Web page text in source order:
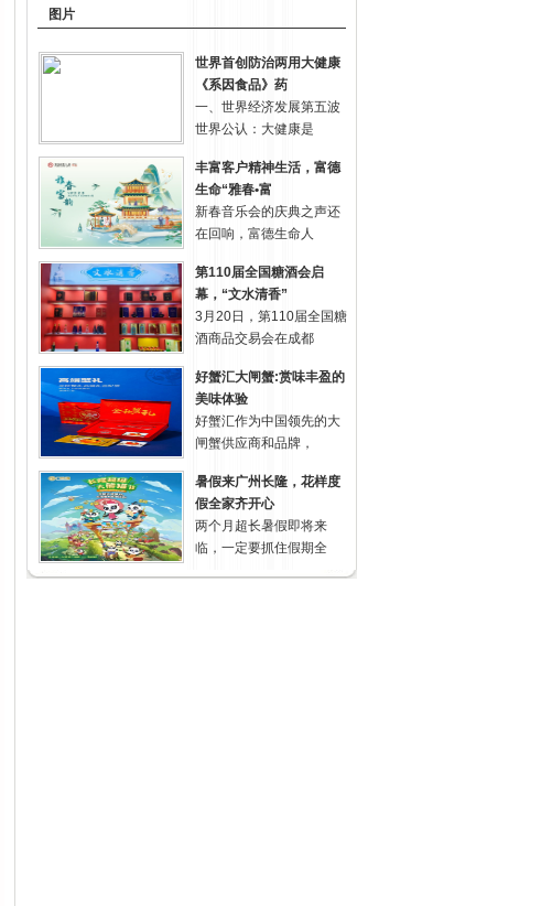
图片
世界首创防治两用大健康
《系因食品》药
一、世界经济发展第五波
世界公认：大健康是
丰富客户精神生活，富德
生命“雅春•富
新春音乐会的庆典之声还
在回响，富德生命人
第110届全国糖酒会启
幕，“文水清香”
3月20日，第110届全国糖
酒商品交易会在成都
好蟹汇大闸蟹:赏味丰盈的
美味体验
好蟹汇作为中国领先的大
闸蟹供应商和品牌，
暑假来广州长隆，花样度
假全家齐开心
两个月超长暑假即将来
临，一定要抓住假期全